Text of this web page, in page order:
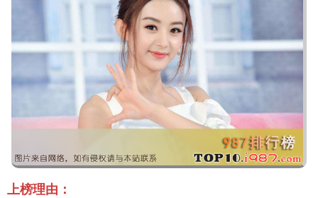
上榜理由：